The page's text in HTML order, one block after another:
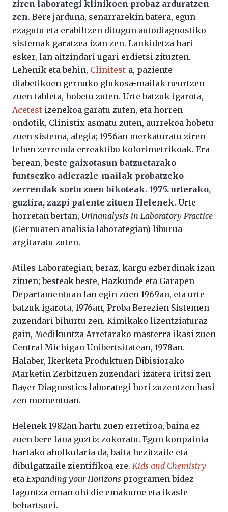
ziren laborategi klinikoen probaz arduratzen
zen. Bere jarduna, senarrarekin batera, egun
ezagutu eta erabiltzen ditugun autodiagnostiko
sistemak garatzea izan zen. Lankidetza hari
esker, lan aitzindari ugari erdietsi zituzten.
Lehenik eta behin, Clinitest-a, paziente
diabetikoen gernuko glukosa-mailak neurtzen
zuen tableta, hobetu zuten. Urte batzuk igarota,
Acetest izenekoa garatu zuten, eta horren
ondotik, Clinistix asmatu zuten, aurrekoa hobetu
zuen sistema, alegia; 1956an merkaturatu ziren
lehen zerrenda erreaktibo kolorimetrikoak. Era
berean,beste gaixotasun batzuetarako
funtsezko adierazle-mailak probatzeko
zerrendak sortu zuen bikoteak. 1975. urterako,
guztira, zazpi patente zituen Helenek. Urte
horretan bertan, Urinanalysis in Laboratory Practice
(Gernuaren analisia laborategian) liburua
argitaratu zuten.
Miles Laborategian, beraz, kargu ezberdinak izan
zituen; besteak beste, Hazkunde eta Garapen
Departamentuan lan egin zuen 1969an, eta urte
batzuk igarota, 1976an, Proba Berezien Sistemen
zuzendari bihurtu zen. Kimikako lizentziaturaz
gain, Medikuntza Arretarako masterra ikasi zuen
Central Michigan Unibertsitatean, 1978an.
Halaber, Ikerketa Produktuen Dibisiorako
Marketin Zerbitzuen zuzendari izatera iritsi zen
Bayer Diagnostics laborategi hori zuzentzen hasi
zen momentuan.
Helenek 1982an hartu zuen erretiroa, baina ez
zuen bere lana guztiz zokoratu. Egun konpainia
hartako aholkularia da, baita hezitzaile eta
dibulgatzaile zientifikoa ere. Kids and Chemistry
eta Expanding your Horizons programen bidez
laguntza eman ohi die emakume eta ikasle
behartsuei.